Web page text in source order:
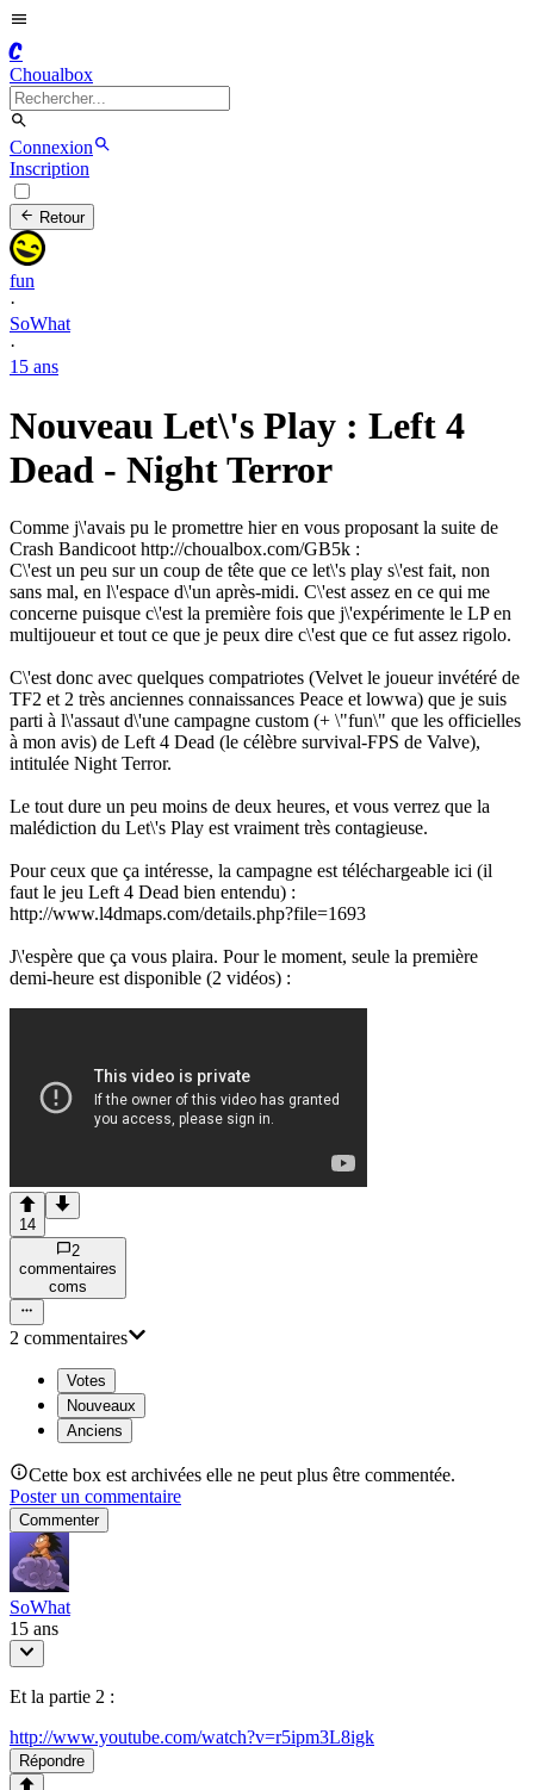
C
Choualbox
Connexion
Inscription
Retour
fun
·
SoWhat
·
15 ans
Nouveau Let\'s Play : Left 4
Dead - Night Terror
Comme j\'avais pu le promettre hier en vous proposant la suite de
Crash Bandicoot http://choualbox.com/GB5k :
C\'est un peu sur un coup de tête que ce let\'s play s\'est fait, non
sans mal, en l\'espace d\'un après-midi. C\'est assez en ce qui me
concerne puisque c\'est la première fois que j\'expérimente le LP en
multijoueur et tout ce que je peux dire c\'est que ce fut assez rigolo.
C\'est donc avec quelques compatriotes (Velvet le joueur invétéré de
TF2 et 2 très anciennes connaissances Peace et lowwa) que je suis
parti à l\'assaut d\'une campagne custom (+ \"fun\" que les officielles
à mon avis) de Left 4 Dead (le célèbre survival-FPS de Valve),
intitulée Night Terror.
Le tout dure un peu moins de deux heures, et vous verrez que la
malédiction du Let\'s Play est vraiment très contagieuse.
Pour ceux que ça intéresse, la campagne est téléchargeable ici (il
faut le jeu Left 4 Dead bien entendu) :
http://www.l4dmaps.com/details.php?file=1693
J\'espère que ça vous plaira. Pour le moment, seule la première
demi-heure est disponible (2 vidéos) :
14
2
commentaires
coms
2 commentaires
Votes
Nouveaux
Anciens
Cette box est archivées elle ne peut plus être commentée.
Poster un commentaire
Commenter
SoWhat
15 ans
Et la partie 2 :
http://www.youtube.com/watch?v=r5ipm3L8igk
Répondre